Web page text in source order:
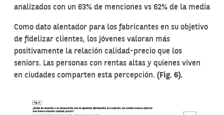
analizados con un 63% de menciones vs 62% de la media
Como dato alentador para los fabricantes en su objetivo
de fidelizar clientes, los jóvenes valoran más
positivamente la relación calidad-precio que los
seniors. Las personas con rentas altas y quienes viven
en ciudades comparten esta percepción. (Fig. 6).